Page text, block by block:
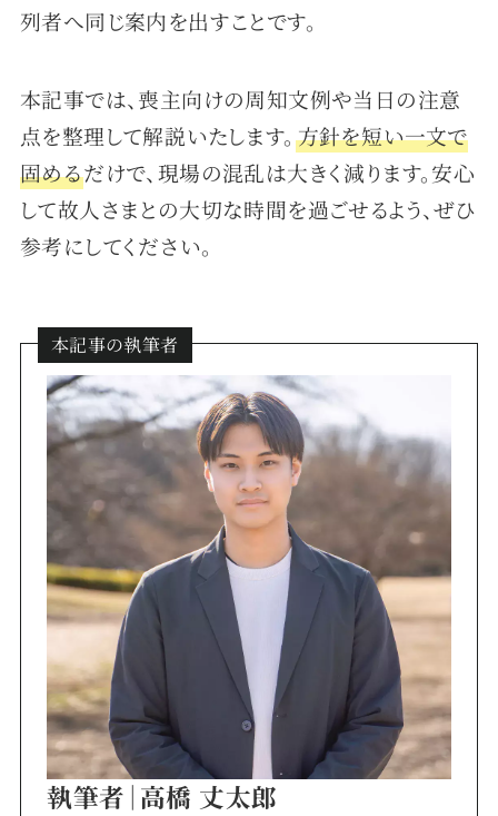
列者へ同じ案内を出すことです。
本記事では、喪主向けの周知文例や当日の注意
点を整理して解説いたします。 方針を短い一文で
固めるだけで、現場の混乱は大きく減ります。安心
して故人さまとの大切な時間を過ごせるよう、ぜひ
参考にしてください。
本記事の執筆者
執筆者｜高橋 丈太郎